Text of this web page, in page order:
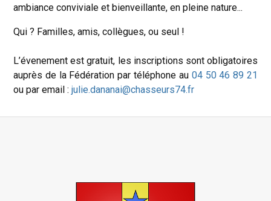
ambiance conviviale et bienveillante, en pleine nature...
Qui ? Familles, amis, collègues, ou seul !
L’évenement est gratuit, les inscriptions sont obligatoires
auprès de la Fédération par téléphone au 04 50 46 89 21
ou par email : julie.dananai@chasseurs74.fr